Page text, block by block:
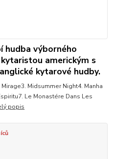
hudba výborného
americkým s
kytarové hudby.
Midsummer Night4. Manha
Le Monastére Dans Les
popis